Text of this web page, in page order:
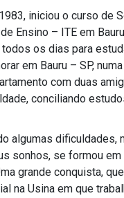
iniciou o curso de
Ensino – ITE em
os dias para
em Bauru – SP,
com duas
conciliando
algumas dificuldades,
sonhos, se formou
grande conquista,
na Usina em que